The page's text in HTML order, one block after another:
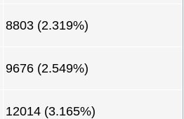
8803 (2.319%)
9676 (2.549%)
12014 (3.165%)